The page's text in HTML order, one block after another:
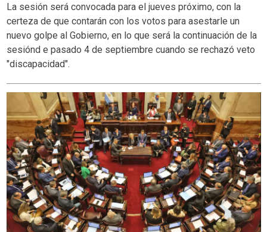
La sesión será convocada para el jueves próximo, con la
certeza de que contarán con los votos para asestarle un
nuevo golpe al Gobierno, en lo que será la continuación de la
sesiónd e pasado 4 de septiembre cuando se rechazó veto
"discapacidad".